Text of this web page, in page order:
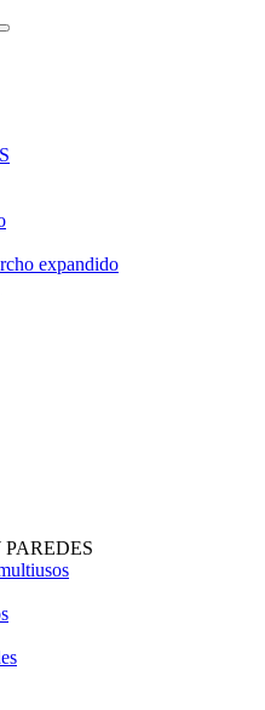
expandido